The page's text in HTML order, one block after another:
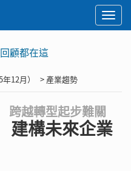
顧都在這
12月） > 產業趨勢
跨越轉型起步難關
構未來企業